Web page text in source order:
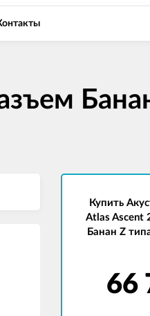
Купить
Atlas Ascent
Банан Z
66